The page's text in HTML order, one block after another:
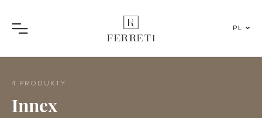
Menu
PL
4 PRODUKTY
Innex